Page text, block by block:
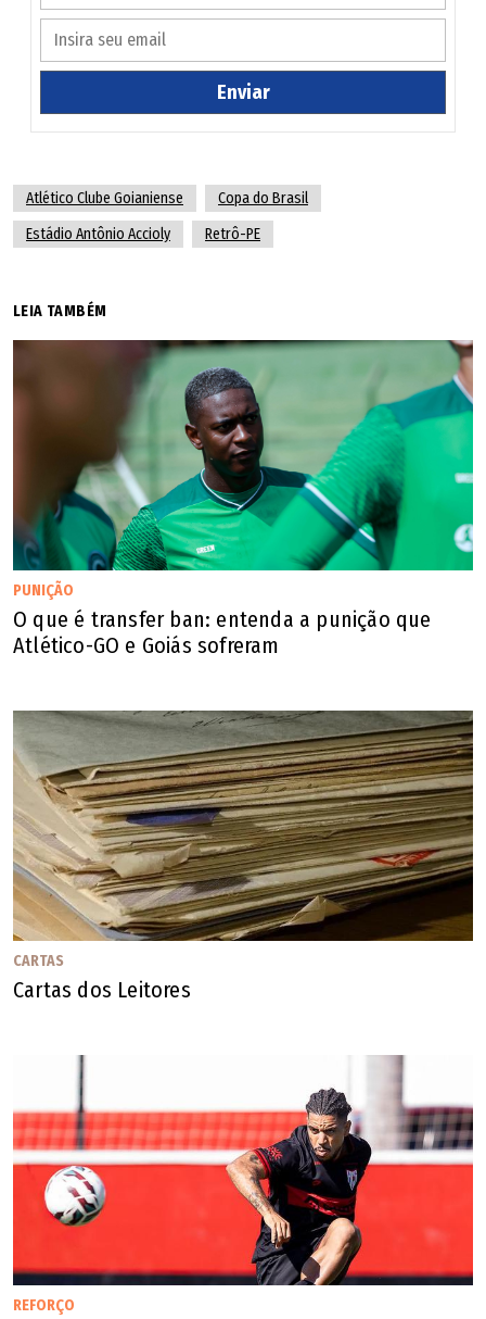
Enviar
Atlético Clube Goianiense
Copa do Brasil
Estádio Antônio Accioly
Retrô-PE
LEIA TAMBÉM
PUNIÇÃO
O que é transfer ban: entenda a punição que
Atlético-GO e Goiás sofreram
CARTAS
Cartas dos Leitores
REFORÇO